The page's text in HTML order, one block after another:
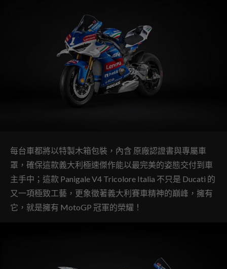
每台車都將以特製木箱包裝，內含 原廠認證書與專屬車
罩，確保這款義大利極速傑作能以最完美的姿態交付到車
主手中；這款 Panigale V4 Tricolore Italia 不只是 Ducati 的
又一項極致工藝，更象徵著義大利賽車精神的巔峰，擁有
它，就是擁有 MotoGP 冠軍的榮耀！